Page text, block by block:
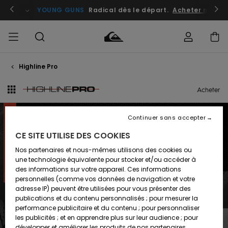
de
grille
des
produits
Se connecter / s'inscrire
YOUNG GUNS Radical dès le départ. Acheter
HOMME
Accessoires
& Tongs
Surf
Snow
Accessoires
& Tongs
Surf
Snow
Nouveautés
Découvrir
Snow
SURF
Homme
Shop
Highlights
Communauté
SNOW
Homme
Shop
Snow
Shop
Femme
OUTLET
Outlet
Femme
Highline Pro
Acheter
COLLECTION
HIGHLINE PRO ARCH
HIGHLINE PRO
COMPRESSION SHORT
LE BOARDSHORT
HIGHLINE PRO
CE SITE UTILISE DES COOKIES
Nos partenaires et nous-mêmes utilisons des cookies ou
une technologie équivalente pour stocker et/ou accéder à
des informations sur votre appareil. Ces informations
personnelles (comme vos données de navigation et votre
adresse IP) peuvent être utilisées pour vous présenter des
publications et du contenu personnalisés ; pour mesurer la
performance publicitaire et du contenu ; pour personnaliser
les publicités ; et en apprendre plus sur leur audience ; pour
Continuer sans accepter